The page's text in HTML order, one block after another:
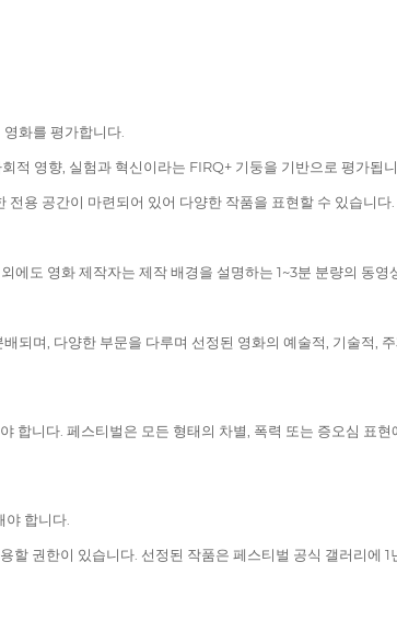
화를 평가합니다.
적 영향, 실험과 혁신이라는 FIRQ+ 기둥을 기반으로 평가됩
용 공간이 마련되어 있어 다양한 작품을 표현할 수 있습니다.
도 영화 제작자는 제작 배경을 설명하는 1~3분 분량의 동영
되며, 다양한 부문을 다루며 선정된 영화의 예술적, 기술적,
합니다. 페스티벌은 모든 형태의 차별, 폭력 또는 증오심 표
합니다.
권한이 있습니다. 선정된 작품은 페스티벌 공식 갤러리에 1